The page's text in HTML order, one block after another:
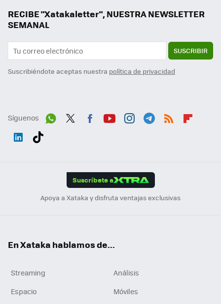
RECIBE "Xatakaletter", NUESTRA NEWSLETTER
SEMANAL
SUSCRIBIR
Suscribiéndote aceptas nuestra política de privacidad
Síguenos
Suscríbete a
Apoya a Xataka y disfruta ventajas exclusivas
En Xataka hablamos de...
Streaming
Análisis
Espacio
Móviles